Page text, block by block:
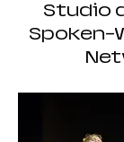
Studio
Spoken-